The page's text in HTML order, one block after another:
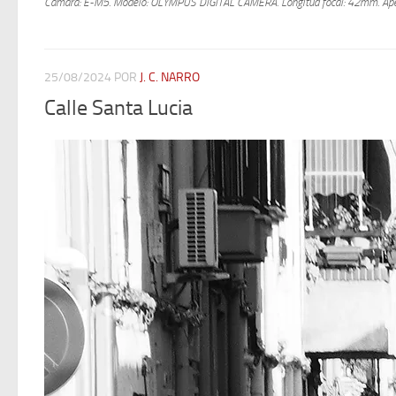
25/08/2024 POR J. C. NARRO
Calle Santa Lucia